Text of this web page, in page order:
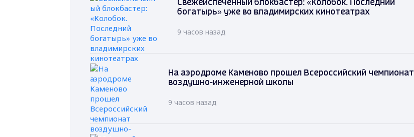
Свежеиспечённый блокбастер: «Колобок. Последний
богатырь» уже во владимирских кинотеатрах
9 часов назад
На аэродроме Каменово прошел Всероссийский чемпионат
воздушно-инженерной школы
9 часов назад